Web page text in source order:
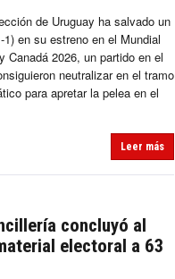
de Uruguay ha salvado un
en su estreno en el Mundial
2026, un partido en el
neutralizar en el tramo
para apretar la pelea en el
Leer más
concluyó al
electoral a 63